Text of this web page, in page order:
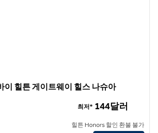
이 힐튼 게이트웨이 힐스 나슈아
최저* 144달러
힐튼 Honors 할인 환불 불가